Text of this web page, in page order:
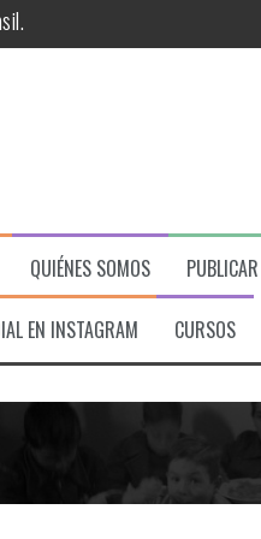
ECONOMICA Y POLITICA
QUIÉNES SOMOS PUBLICAR
EN INSTAGRAM CURSOS